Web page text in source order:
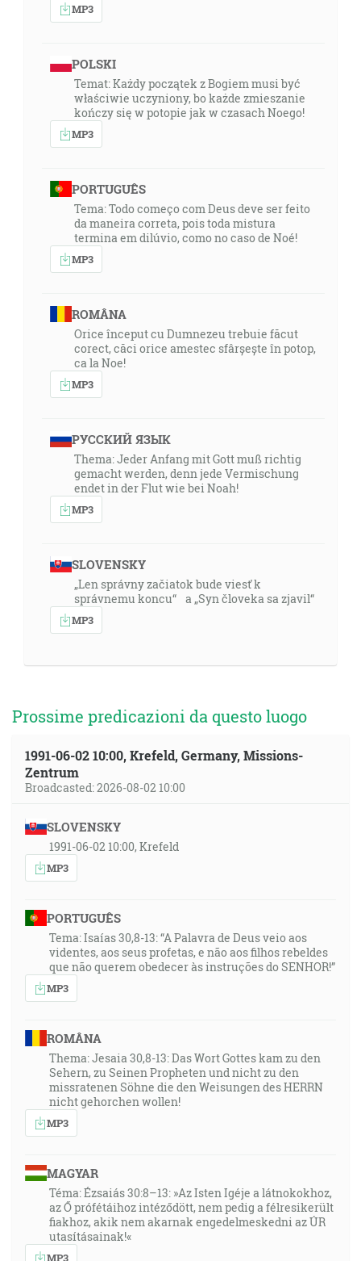
MP3
POLSKI
Temat: Każdy początek z Bogiem musi być
właściwie uczyniony, bo każde zmieszanie
kończy się w potopie jak w czasach Noego!
MP3
PORTUGUÊS
Tema: Todo começo com Deus deve ser feito
da maneira correta, pois toda mistura
termina em dilúvio, como no caso de Noé!
MP3
ROMÂNA
Orice început cu Dumnezeu trebuie făcut
corect, căci orice amestec sfârșește în potop,
ca la Noe!
MP3
РУССКИЙ ЯЗЫК
Thema: Jeder Anfang mit Gott muß richtig
gemacht werden, denn jede Vermischung
endet in der Flut wie bei Noah!
MP3
SLOVENSKY
„Len správny začiatok bude viesť k
správnemu koncu“ a „Syn človeka sa zjavil“
MP3
Prossime predicazioni da questo luogo
1991-06-02 10:00, Krefeld, Germany, Missions-
Zentrum
Broadcasted: 2026-08-02 10:00
SLOVENSKY
1991-06-02 10:00, Krefeld
MP3
PORTUGUÊS
Tema: Isaías 30,8-13: “A Palavra de Deus veio aos
videntes, aos seus profetas, e não aos filhos rebeldes
que não querem obedecer às instruções do SENHOR!”
MP3
ROMÂNA
Thema: Jesaia 30,8-13: Das Wort Gottes kam zu den
Sehern, zu Seinen Propheten und nicht zu den
missratenen Söhne die den Weisungen des HERRN
nicht gehorchen wollen!
MP3
MAGYAR
Téma: Ézsaiás 30:8–13: »Az Isten Igéje a látnokokhoz,
az Ő prófétáihoz intéződött, nem pedig a félresikerült
fiakhoz, akik nem akarnak engedelmeskedni az ÚR
utasításainak!«
MP3